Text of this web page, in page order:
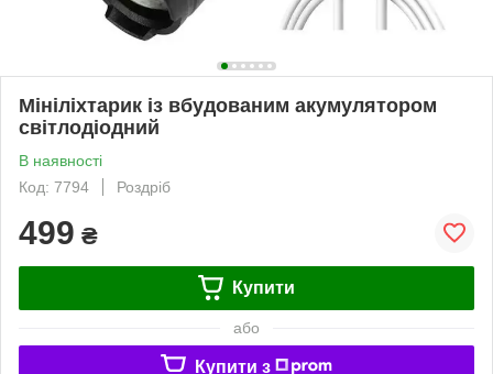
Мініліхтарик із вбудованим акумулятором
світлодіодний
В наявності
Код: 7794
Роздріб
499 ₴
Купити
або
Купити з